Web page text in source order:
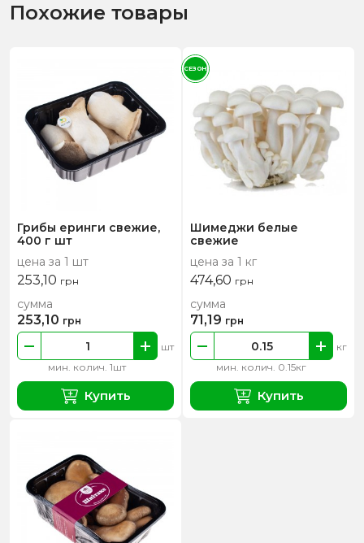
Похожие товары
Грибы еринги свежие,
400 г шт
цена за 1 шт
253,10 грн
мин. колич. 1шт
шт
сумма
253,10 грн
Купить
Шимеджи белые
свежие
цена за 1 кг
474,60 грн
мин. колич. 0.15кг
кг
сумма
71,19 грн
Купить
СЕЗОН